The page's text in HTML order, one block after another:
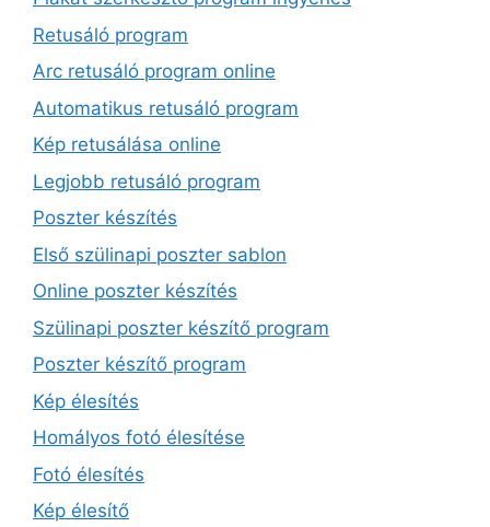
Retusáló program
Arc retusáló program online
Automatikus retusáló program
Kép retusálása online
Legjobb retusáló program
Poszter készítés
Első szülinapi poszter sablon
Online poszter készítés
Szülinapi poszter készítő program
Poszter készítő program
Kép élesítés
Homályos fotó élesítése
Fotó élesítés
Kép élesítő